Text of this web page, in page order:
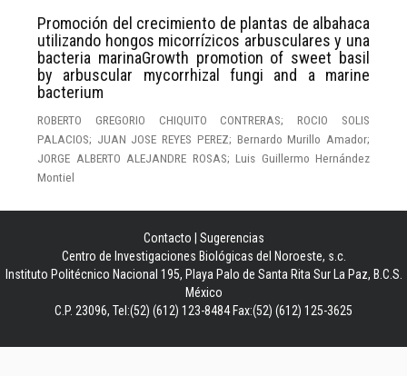
Promoción del crecimiento de plantas de albahaca
utilizando hongos micorrízicos arbusculares y una
bacteria marinaGrowth promotion of sweet basil
by arbuscular mycorrhizal fungi and a marine
bacterium
ROBERTO GREGORIO CHIQUITO CONTRERAS; ROCIO SOLIS
PALACIOS; JUAN JOSE REYES PEREZ; Bernardo Murillo Amador;
JORGE ALBERTO ALEJANDRE ROSAS; Luis Guillermo Hernández
Montiel
Contacto
Sugerencias
Centro de Investigaciones Biológicas del Noroeste, s.c.
Instituto Politécnico Nacional 195, Playa Palo de Santa Rita Sur La Paz, B.C.S.
México
C.P. 23096, Tel:(52) (612) 123-8484 Fax:(52) (612) 125-3625